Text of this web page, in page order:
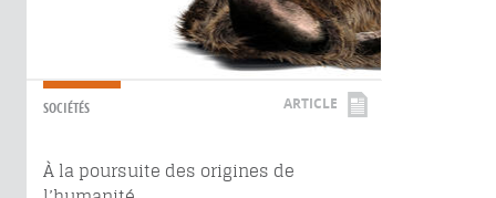
SOCIÉTÉS ARTICLE
À la poursuite des origines de